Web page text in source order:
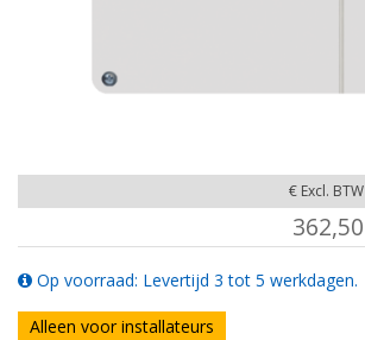
€ Excl. BTW
362,50
Op voorraad: Levertijd 3 tot 5 werkdagen.
Alleen voor installateurs